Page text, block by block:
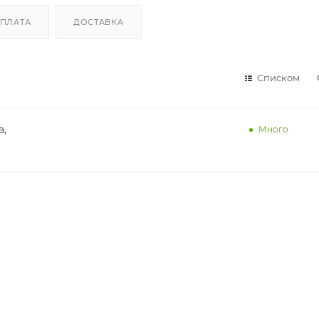
ДОСТАВКА
Списком
Много